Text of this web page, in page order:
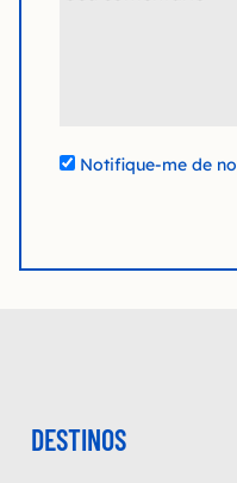
Notifique-me de
DESTINOS